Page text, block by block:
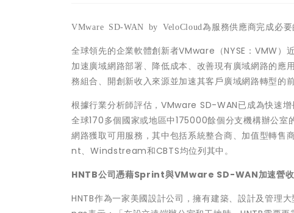
VMware SD-WAN by VeloCloud 為服務供應商完成必
全球領先的企業軟體創新者VMware（NYSE：VMW
加速廣域網路部署、降低成本、改善現有廣域網路的
務組合、開創新收入來源並加速其客戶廣域網路轉型的前
根據行業分析師評估，VMware SD-WAN已成為快速
全球170多個國家或地區中175000餘個分支機構辦公
網路獲取可用服務，其中包括系統整合商、加值型轉售
nt、Windstream和CBTS均位列其中。
HNTB公司憑藉Sprint與VMware SD-WAN加速營收
HNTB作為一家美國設計公司，擁有建築、設計及管理